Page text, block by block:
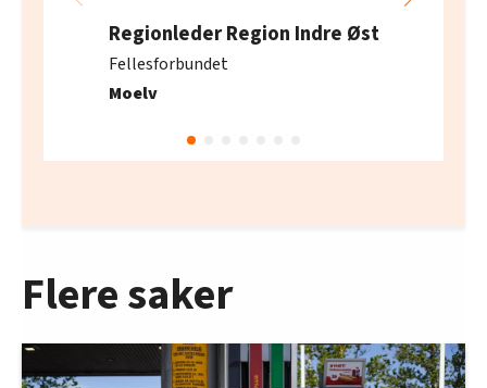
Regionleder Region Indre Øst
Fellesforbundet
Moelv
Flere saker